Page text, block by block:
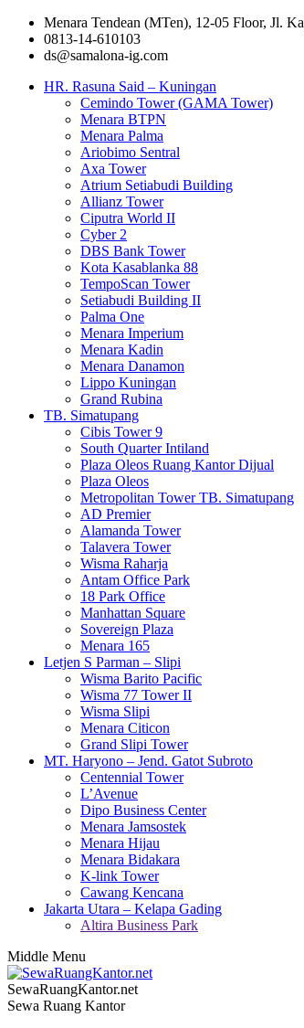
Menara Tendean (MTen), 12-05 Floor, Jl.
0813-14-610103
ds@samalona-ig.com
HR. Rasuna Said – Kuningan
Cemindo Tower (GAMA Tower)
Menara BTPN
Menara Palma
Ariobimo Sentral
Axa Tower
Atrium Setiabudi Building
Allianz Tower
Ciputra World II
Cyber 2
DBS Bank Tower
Kota Kasablanka 88
TempoScan Tower
Setiabudi Building II
Palma One
Menara Imperium
Menara Kadin
Menara Danamon
Lippo Kuningan
Grand Rubina
TB. Simatupang
Cibis Tower 9
South Quarter Intiland
Plaza Oleos Ruang Kantor Dijual
Plaza Oleos
Metropolitan Tower TB. Simatupang
AD Premier
Alamanda Tower
Talavera Tower
Wisma Raharja
Antam Office Park
18 Park Office
Manhattan Square
Sovereign Plaza
Menara 165
Letjen S Parman – Slipi
Wisma Barito Pacific
Wisma 77 Tower II
Wisma Slipi
Menara Citicon
Grand Slipi Tower
MT. Haryono – Jend. Gatot Subroto
Centennial Tower
L’Avenue
Dipo Business Center
Menara Jamsostek
Menara Hijau
Menara Bidakara
K-link Tower
Cawang Kencana
Jakarta Utara – Kelapa Gading
Altira Business Park
Middle Menu
SewaRuangKantor.net
Sewa Ruang Kantor